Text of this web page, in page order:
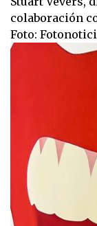
colaboración
Foto: